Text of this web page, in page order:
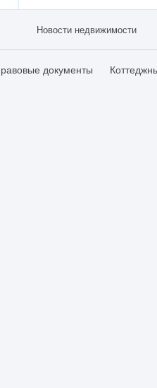
Новости недвижимости
документы